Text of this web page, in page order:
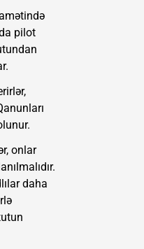
pilot
onlar
daha